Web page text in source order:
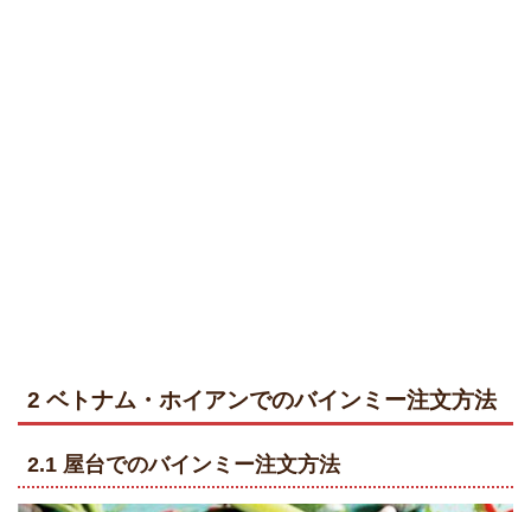
2 ベトナム・ホイアンでのバインミー注文方法
2.1 屋台でのバインミー注文方法